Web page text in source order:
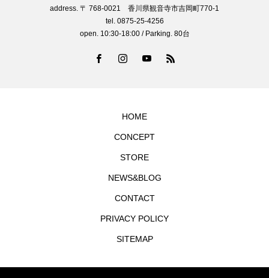
address. 〒 768-0021 香川県観音寺市吉岡町770-1
tel. 0875-25-4256
open. 10:30-18:00 / Parking. 80台
HOME
CONCEPT
STORE
NEWS&BLOG
CONTACT
PRIVACY POLICY
SITEMAP